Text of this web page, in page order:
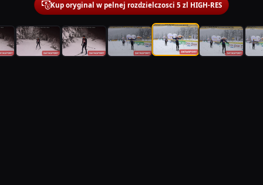
Kup oryginal w pelnej rozdzielczosci 5 zl HIGH-RES